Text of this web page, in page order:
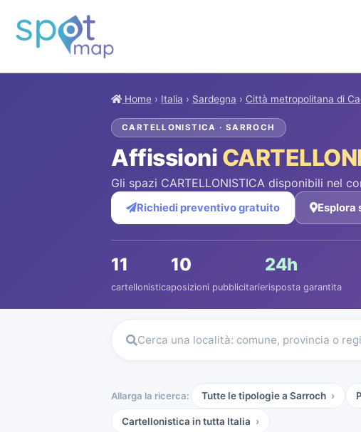
Home › Italia › Sardegna › Città metropolitana di
CARTELLONISTICA · SARROCH
Affissioni
Gli spazi CARTELLONISTICA disponibili nel
Richiedi preventivo gratuito Esplora
11
cartellonistica
10
posizioni pubblicitarie
24h
risposta garantita
Cerca una località: comune, provincia o
Allarga la ricerca: Tutte le tipologie a Sarroch
Cartellonistica in tutta Italia